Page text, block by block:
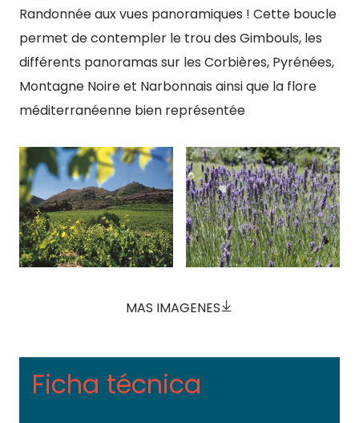
Randonnée aux vues panoramiques ! Cette boucle
permet de contempler le trou des Gimbouls, les
différents panoramas sur les Corbières, Pyrénées,
Montagne Noire et Narbonnais ainsi que la flore
méditerranéenne bien représentée
MAS IMAGENES
Ficha técnica